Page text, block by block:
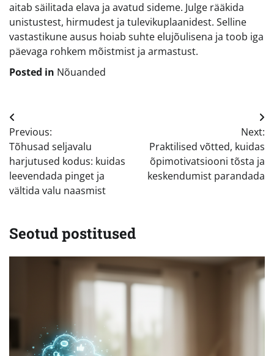
aitab säilitada elava ja avatud sideme. Julge rääkida
unistustest, hirmudest ja tulevikuplaanidest. Selline
vastastikune ausus hoiab suhte elujõulisena ja toob iga
päevaga rohkem mõistmist ja armastust.
Posted in Nõuanded
Navigeerimine
Previous:
Tõhusad seljavalu
harjutused kodus: kuidas
leevendada pinget ja
vältida valu naasmist
Next:
Praktilised võtted, kuidas
õpimotivatsiooni tõsta ja
keskendumist parandada
Seotud postitused